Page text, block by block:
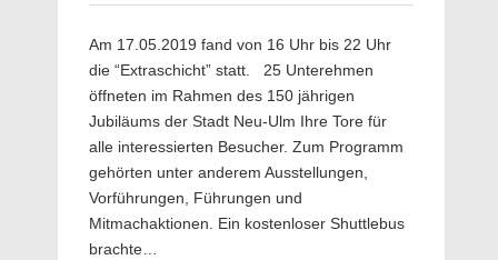
Am 17.05.2019 fand von 16 Uhr bis 22 Uhr
die “Extraschicht” statt. 25 Unterehmen
öffneten im Rahmen des 150 jährigen
Jubiläums der Stadt Neu-Ulm Ihre Tore für
alle interessierten Besucher. Zum Programm
gehörten unter anderem Ausstellungen,
Vorführungen, Führungen und
Mitmachaktionen. Ein kostenloser Shuttlebus
brachte…